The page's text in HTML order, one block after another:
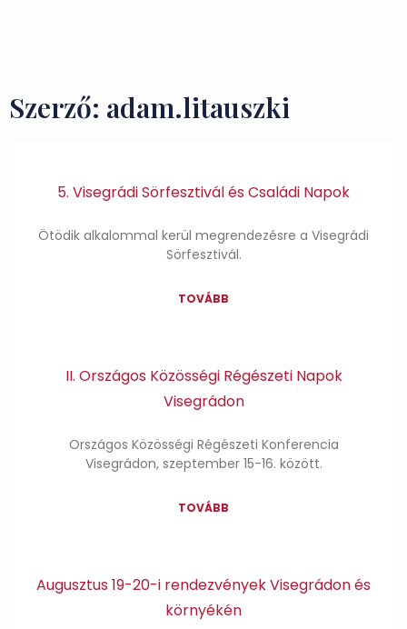
Szerző: adam.litauszki
5. Visegrádi Sörfesztivál és Családi Napok
Ötödik alkalommal kerül megrendezésre a Visegrádi
Sörfesztivál.
TOVÁBB
II. Országos Közösségi Régészeti Napok
Visegrádon
Országos Közösségi Régészeti Konferencia
Visegrádon, szeptember 15-16. között.
TOVÁBB
Augusztus 19-20-i rendezvények Visegrádon és
környékén